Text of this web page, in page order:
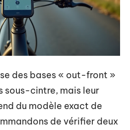
des bases « out-front »
sous-cintre, mais leur
du modèle exact de
de vérifier deux